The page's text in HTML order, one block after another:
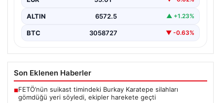
ALTIN 6572.5 ▲ +1.23%
BTC 3058727 ▼ -0.63%
Son Eklenen Haberler
■FETÖ’nün suikast timindeki Burkay Karatepe silahları
gömdüğü yeri söyledi, ekipler harekete geçti